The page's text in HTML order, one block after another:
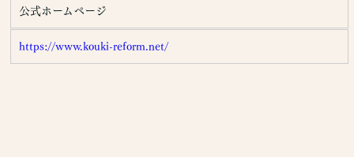
公式ホームページ
https://www.kouki-reform.net/